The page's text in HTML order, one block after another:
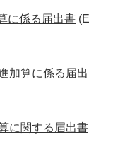
に係る届出書 (E
加算に係る届出
に関する届出書